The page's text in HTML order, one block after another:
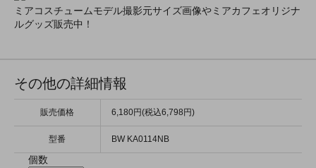
ミアコスチュームモデル撮影元サイズ画像やミアカフェオリジナ
ルグッズ販売中！
その他の詳細情報
販売価格 6,180円(税込6,798円)
型番 BW KA0114NB
個数